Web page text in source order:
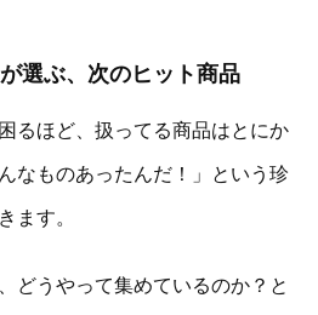
選ぶ、次のヒット商品
るほど、扱ってる商品はとにか
なものあったんだ！」という珍
ます。
どうやって集めているのか？と